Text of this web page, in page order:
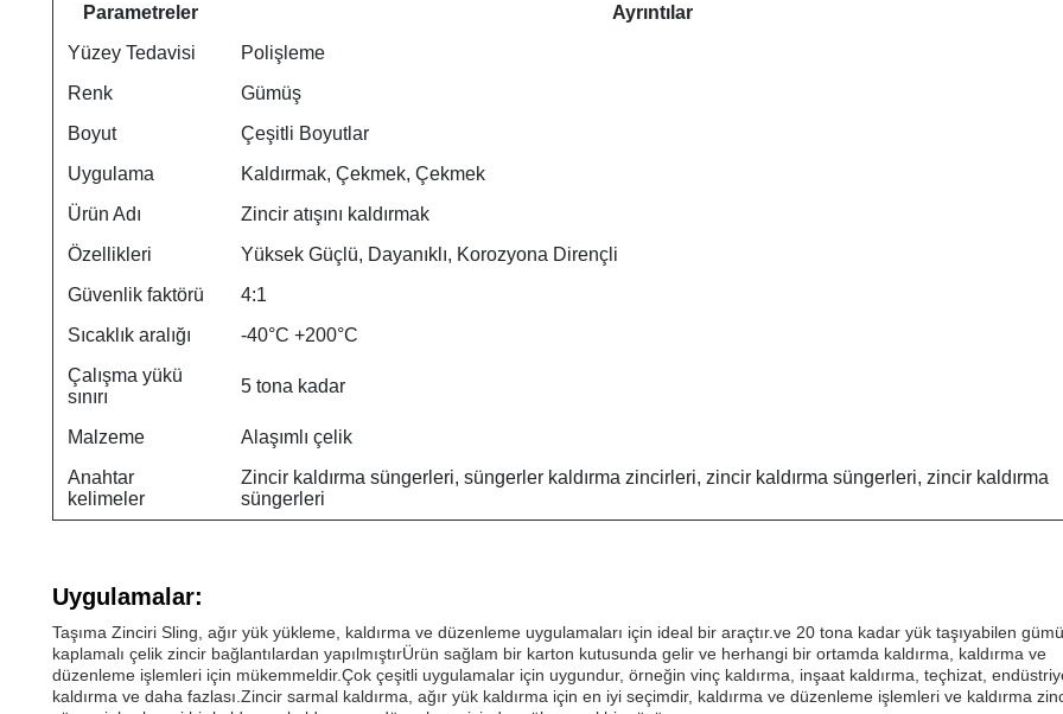
Parametreler
Ayrıntılar
Yüzey Tedavisi
Polişleme
Renk
Gümüş
Boyut
Çeşitli Boyutlar
Uygulama
Kaldırmak, Çekmek, Çekmek
Ürün Adı
Zincir atışını kaldırmak
Özellikleri
Yüksek Güçlü, Dayanıklı, Korozyona Dirençli
Güvenlik faktörü
4:1
Sıcaklık aralığı
-40°C +200°C
Çalışma yükü
sınırı
5 tona kadar
Malzeme
Alaşımlı çelik
Anahtar
kelimeler
Zincir kaldırma süngerleri, süngerler kaldırma zincirleri, zincir kaldırma süngerleri, zincir kaldırma
süngerleri
Uygulamalar:
Taşıma Zinciri Sling, ağır yük yükleme, kaldırma ve düzenleme uygulamaları için ideal bir araçtır.ve 20 tona kadar yük taşıyabilen
kaplamalı çelik zincir bağlantılardan yapılmıştırÜrün sağlam bir karton kutusunda gelir ve herhangi bir ortamda kaldırma, kaldırma ve
düzenleme işlemleri için mükemmeldir.Çok çeşitli uygulamalar için uygundur, örneğin vinç kaldırma, inşaat kaldırma, teçhizat,
kaldırma ve daha fazlası.Zincir sarmal kaldırma, ağır yük kaldırma için en iyi seçimdir, kaldırma ve düzenleme işlemleri ve kaldırma